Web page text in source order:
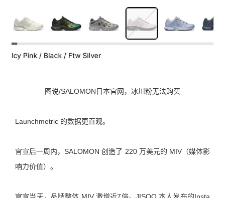
图说/SALOMON日本官网，冰川粉无法购买
Launchmetric 的数据更直观。
官宣后一周内，SALOMON 创造了 220 万美元的 MIV（媒体影
响力价值）。
官宣当天，品牌整体 MIV 激增近7倍。JISOO 本人发布的Insta